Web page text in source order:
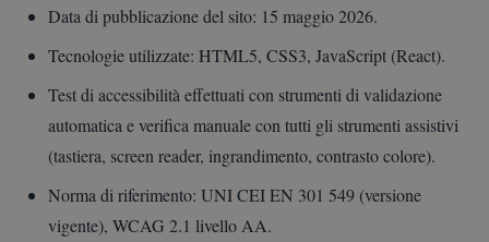
Data di pubblicazione del sito: 15 maggio 2026.
Tecnologie utilizzate: HTML5, CSS3, JavaScript (React).
Test di accessibilità effettuati con strumenti di validazione
automatica e verifica manuale con tutti gli strumenti assistivi
(tastiera, screen reader, ingrandimento, contrasto colore).
Norma di riferimento: UNI CEI EN 301 549 (versione
vigente), WCAG 2.1 livello AA.
Script.com
Nome
Provider /
Privacy Policy